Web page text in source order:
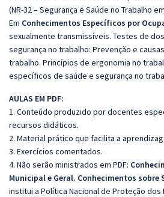
(NR-32 – Segurança e Saúde no Trabalho
Em Conhecimentos Específicos por
sexualmente transmissíveis. Testes de
segurança no trabalho: Prevenção e
trabalho. Princípios de ergonomia no
específicos de saúde e segurança no
AULAS EM PDF:
1. Conteúdo produzido por docentes
recursos didáticos.
2. Material prático que facilita a
3. Exercícios comentados.
4. Não serão ministrados em PDF:
Municipal e Geral. Conhecimentos sobre
institui a Política Nacional de Proteção